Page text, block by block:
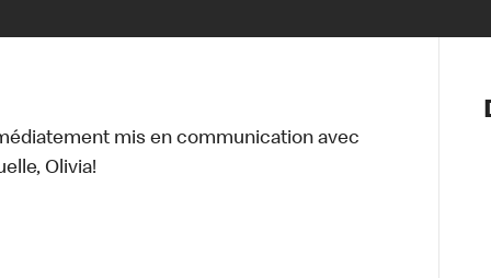
Notre
Nos
Santé et
mis en communication avec
Olivia!